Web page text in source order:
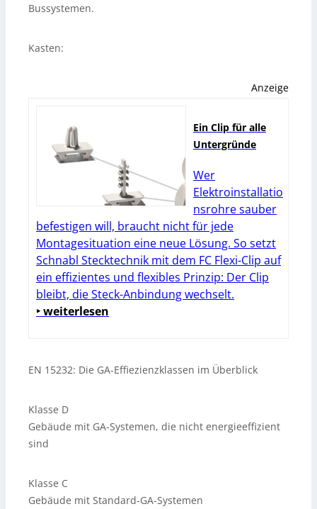
Bussystemen.
Kasten:
Anzeige
Ein Clip für alle
Untergründe
Wer
Elektroinstallatio
nsrohre sauber
befestigen will, braucht nicht für jede
Montagesituation eine neue Lösung. So setzt
Schnabl Stecktechnik mit dem FC Flexi-Clip auf
ein effizientes und flexibles Prinzip: Der Clip
bleibt, die Steck-Anbindung wechselt.
‣ weiterlesen
EN 15232: Die GA-Effiezienzklassen im Überblick
Klasse D
Gebäude mit GA-Systemen, die nicht energieeffizient
sind
Klasse C
Gebäude mit Standard-GA-Systemen